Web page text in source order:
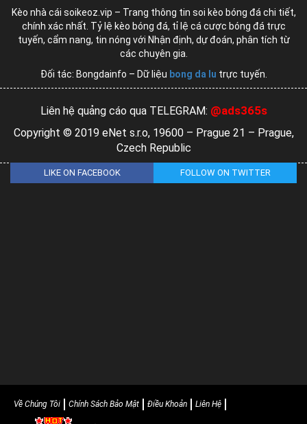
Kèo nhà cái soikeoz.vip – Trang thông tin soi kèo bóng đá chi tiết,
chính xác nhất. Tỷ lệ kèo bóng đá, tỉ lệ cá cược bóng đá trực
tuyến, cẩm nang, tin nóng với Nhận định, dự đoán, phân tích từ
các chuyên gia.
Đối tác: Bongdainfo – Dữ liệu bong da lu trực tuyến.
Liên hệ quảng cáo qua TELEGRAM: @ads365s
Copyright © 2019 eNet s.r.o, 19600 – Prague 21 – Prague,
Czech Republic
LIKE ON FACEBOOK FOLLOW ON TWITTER
Về Chúng Tôi Chính Sách Bảo Mật Điều Khoản Liên Hệ